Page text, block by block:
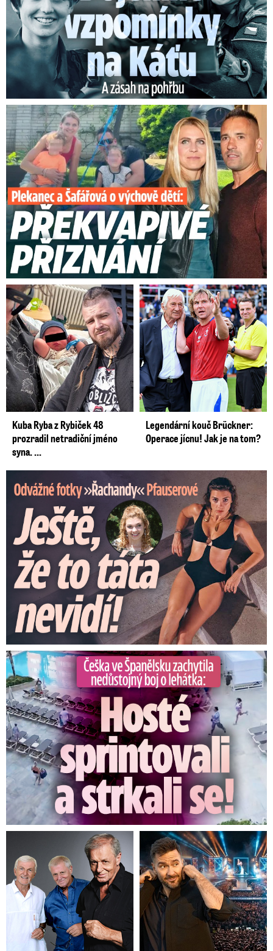
Plekanec a Šafářová o výchově dětí: Překvapivé přiznání
Kuba Ryba z Rybiček 48
prozradil netradiční jméno
syna. ...
Legendární kouč Brückner:
Operace jícnu! Jak je na tom?
Odvážné fotky Denisy Pfauserové: Ještě, že to táta nevidí
Češka ve Španělsku natočila nedůstojný boj o lehátka